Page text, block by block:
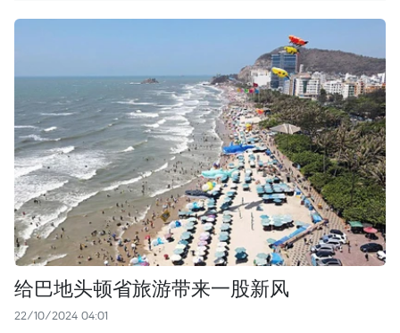
给巴地头顿省旅游带来一股新风
22/10/2024 04:01